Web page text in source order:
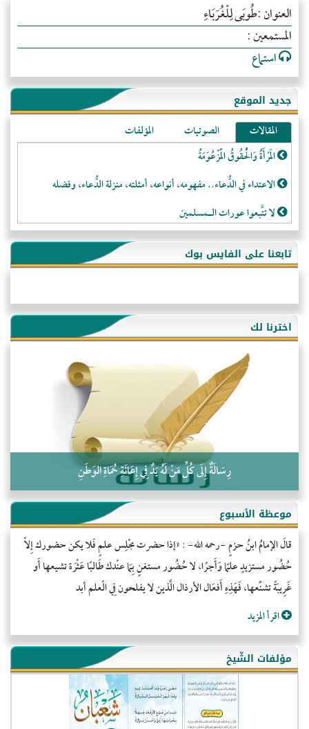
العنوان :طُوبَى لِلْغُرَبَاءِ
المستمعين :
استماع
جديد الموقع
المقالات الصوتيات
المؤلفات
المَرْأَةُ وَالْحُقُوقُ الْمَزْعُوَمَةُ
الاعتداء في الدُّعاء.. مفهومه، أنواعه، أمثلته، منزلة الدُّعاء، وفضله
لا تتَّبعوا عورات الـمسلمين
فقه النَّصيحة عند الصَّحابة الكرام رضي الله عنهم
لَا عِزَّةَ إِلَّا بِالإِسْلَامِ
هذه سبيلنا فماذا تنقمون؟!
أُسُـسُ بَـيْـتِ الـمُسْـلِمِ
التَّعْلِيمُ القُرْآنِي
كلمة إلى إخواني السلفيين في الجزائر
تابعنا على الفايس بوك
اخترنا لك
رِسَالَةٌ إِلَى كُلِّ مَنْ لَهُ يَدٌ فِي إِعَانَةِ حُمَاةِ الوَطَنِ
موعظة الأسبوع
قالَ الإمامُ ابنُ حزمٍ -رحمه الله- : «إذا حضرت مجْلِس علمٍ فَلا يكن حضورك إِلاّ
حُضُور مستزيدٍ علمًا وَأَجرًا، لا حُضُور مستغنٍ بِمَا عنْدك طَالبًا عَثْرَة تشيعها أَو
غَرِيبَةً تشنِّعها، فَهَذِهِ أَفعَال الأرذال الَّذين لا يفلحون فِي الْعلم أبد
اقرأ المزيد
مؤلفات الشّيخ